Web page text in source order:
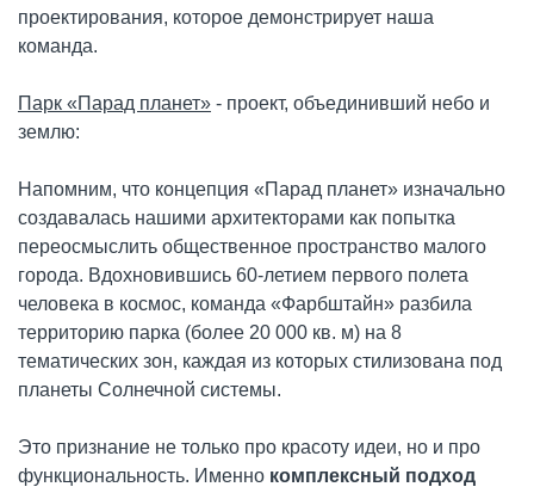
проектирования, которое демонстрирует наша
команда.
Парк «Парад планет» - проект, объединивший небо и
землю:
Напомним, что концепция «Парад планет» изначально
создавалась нашими архитекторами как попытка
переосмыслить общественное пространство малого
города. Вдохновившись 60-летием первого полета
человека в космос, команда «Фарбштайн» разбила
территорию парка (более 20 000 кв. м) на 8
тематических зон, каждая из которых стилизована под
планеты Солнечной системы.
Это признание не только про красоту идеи, но и про
функциональность. Именно комплексный подход